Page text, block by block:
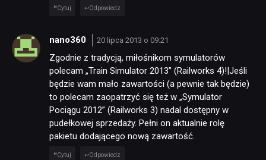
NEWSY
RECENZJE
Cytuj Odpowiedz
nano360 20 lipca 2013 o 09:21
Zgodnie z tradycją, miłośnikom symulatorów
polecam „Train Simulator 2013” (Railworks 4)!|Jeśli
będzie wam mało zawartości (a pewnie tak będzie)
to polecam zaopatrzyć się też w „Symulator
Pociągu 2012” (Railworks 3) nadal dostępny w
pudełkowej sprzedaży. Pełni on aktualnie rolę
pakietu dodającego nową zawartość.
Cytuj Odpowiedz